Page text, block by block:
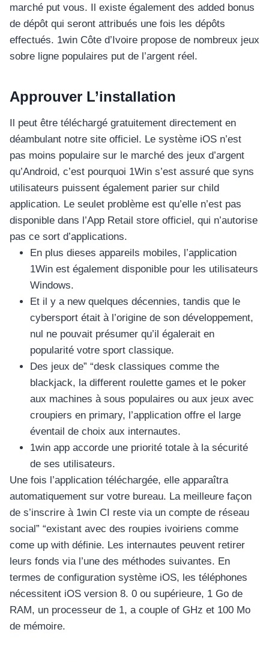
marché put vous. Il existe également des added bonus
de dépôt qui seront attribués une fois les dépôts
effectués. 1win Côte d’Ivoire propose de nombreux jeux
sobre ligne populaires put de l’argent réel.
Approuver L’installation
Il peut être téléchargé gratuitement directement en
déambulant notre site officiel. Le système iOS n’est
pas moins populaire sur le marché des jeux d’argent
qu’Android, c’est pourquoi 1Win s’est assuré que syns
utilisateurs puissent également parier sur child
application. Le seulet problème est qu’elle n’est pas
disponible dans l’App Retail store officiel, qui n’autorise
pas ce sort d’applications.
En plus dieses appareils mobiles, l’application
1Win est également disponible pour les utilisateurs
Windows.
Et il y a new quelques décennies, tandis que le
cybersport était à l’origine de son développement,
nul ne pouvait présumer qu’il égalerait en
popularité votre sport classique.
Des jeux de” “desk classiques comme the
blackjack, la different roulette games et le poker
aux machines à sous populaires ou aux jeux avec
croupiers en primary, l’application offre el large
éventail de choix aux internautes.
1win app accorde une priorité totale à la sécurité
de ses utilisateurs.
Une fois l’application téléchargée, elle apparaîtra
automatiquement sur votre bureau. La meilleure façon
de s’inscrire à 1win CI reste via un compte de réseau
social” “existant avec des roupies ivoiriens comme
come up with définie. Les internautes peuvent retirer
leurs fonds via l’une des méthodes suivantes. En
termes de configuration système iOS, les téléphones
nécessitent iOS version 8. 0 ou supérieure, 1 Go de
RAM, un processeur de 1, a couple of GHz et 100 Mo
de mémoire.